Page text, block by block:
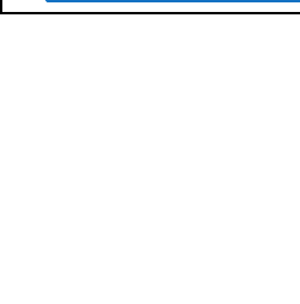
相談予約